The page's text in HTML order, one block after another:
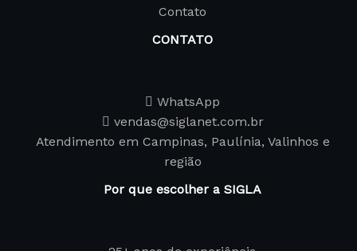
Contato
CONTATO
WhatsApp
vendas@siglanet.com.br
Atendimento em Campinas, Paulínia, Valinhos e
região
Por que escolher a SIGLA